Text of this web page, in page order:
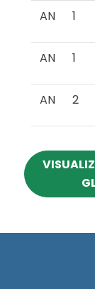
AN 1
AN 1
AN 2